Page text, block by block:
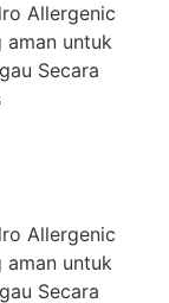
Allergenic
aman untuk
Secara
Allergenic
aman untuk
Secara